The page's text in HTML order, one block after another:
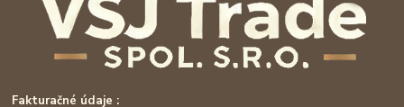
Fakturačné údaje :